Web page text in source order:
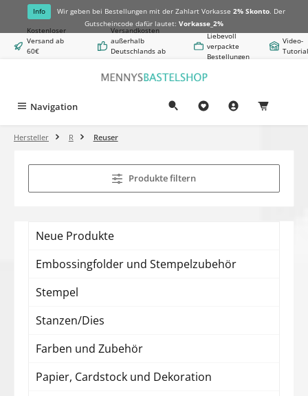
springen
Info Wir geben bei Bestellungen mit der Zahlart Vorkasse 2% Skonto. Der
Gutscheincode dafür lautet: Vorkasse_2%
Kostenloser
Versand ab
60€
Versandkosten
außerhalb
Deutschlands ab
Liebevoll
verpackte
Bestellungen
Video-
Navigation
Hersteller R Reuser
Produkte filtern
Neue Produkte
Embossingfolder und Stempelzubehör
Stempel
Stanzen/Dies
Farben und Zubehör
Papier, Cardstock und Dekoration